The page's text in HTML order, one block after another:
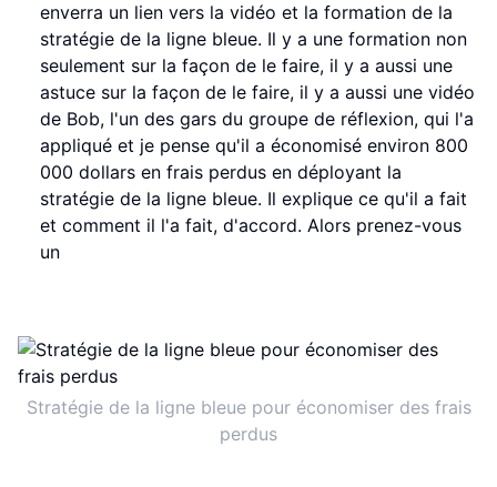
enverra un lien vers la vidéo et la formation de la
stratégie de la ligne bleue. Il y a une formation non
seulement sur la façon de le faire, il y a aussi une
astuce sur la façon de le faire, il y a aussi une vidéo
de Bob, l'un des gars du groupe de réflexion, qui l'a
appliqué et je pense qu'il a économisé environ 800
000 dollars en frais perdus en déployant la
stratégie de la ligne bleue. Il explique ce qu'il a fait
et comment il l'a fait, d'accord. Alors prenez-vous
un
Stratégie de la ligne bleue pour économiser des frais
perdus